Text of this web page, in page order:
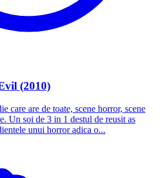
(2010)
care are de toate, scene horror, scene
Un soi de 3 in 1 destul de reusit as
unui horror adica o...